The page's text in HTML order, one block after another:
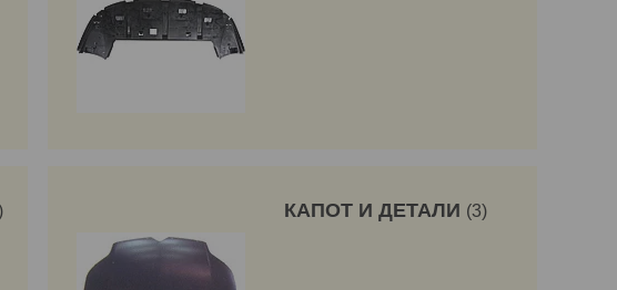
КАПОТ И ДЕТАЛИ 3